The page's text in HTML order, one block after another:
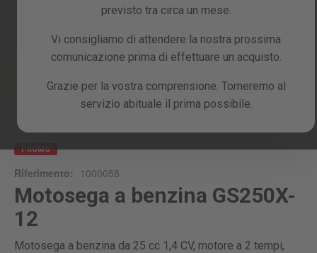
previsto tra circa un mese.
Vi consigliamo di attendere la nostra prossima
comunicazione prima di effettuare un acquisto.
Grazie per la vostra comprensione. Torneremo al
servizio abituale il prima possibile.
beginning
the
gallery
PROMO
Riferimento: 1000058
Motosega a benzina GS250X-
12
Motosega a benzina da 25 cc 1,4 CV, motore a 2 tempi,